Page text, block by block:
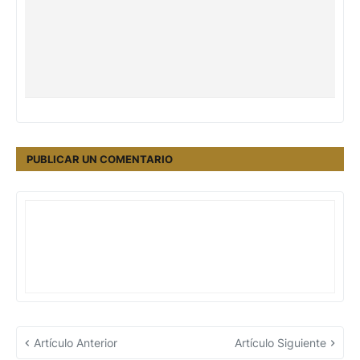
PUBLICAR UN COMENTARIO
Artículo Anterior Artículo Siguiente